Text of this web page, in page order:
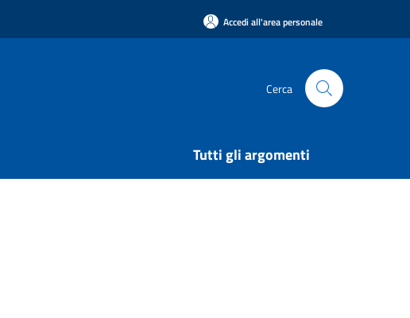
Accedi all'area personale
Cerca
Tutti gli argomenti